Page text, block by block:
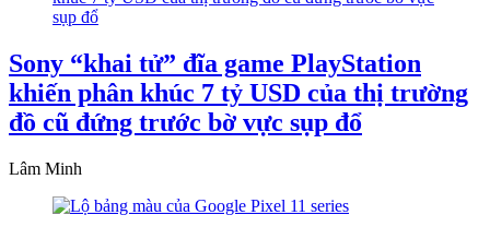
Sony “khai tử” đĩa game PlayStation
khiến phân khúc 7 tỷ USD của thị trường
đồ cũ đứng trước bờ vực sụp đổ
Lâm Minh